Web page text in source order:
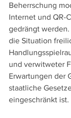
Beherrschung
Internet und QR-
gedrängt
die Situation
und verwitweter
Erwartungen der
staatliche
eingeschränkt ist.